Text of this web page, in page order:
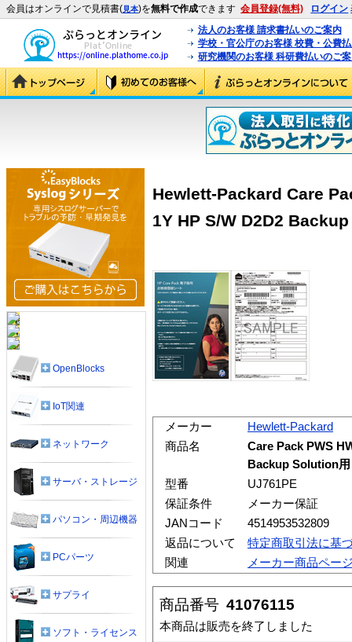
会員はオンラインで見積書(見本)を無料で作成できます 会員登録(無料) ログイン
法人のお客様 請求書払いのご案内
学校・官公庁のお客様 校費・公費
研究機関のお客様 科研費払いのご
Hewlett-Packard Care
1Y HP S/W D2D2
メーカー
Hewlett-Packard
商品名
Care Pack PWS
Backup Solution用
型番
UJ761PE
保証条件
メーカー保証
JANコード
4514953532809
返品について
特定商取引法に基
関連
メーカー商品ペー
商品番号 41076115
本商品は販売を終了しました
OpenBlocks
IoT関連
ネットワーク
サーバ・ストレージ
パソコン・周辺機器
PCパーツ
サプライ
ソフト・ライセンス